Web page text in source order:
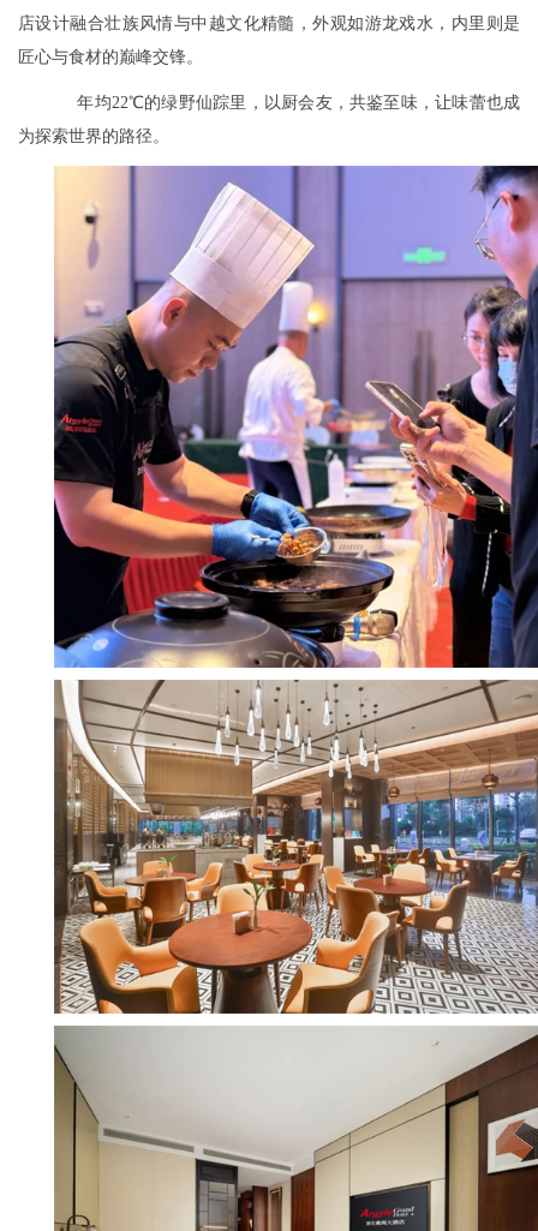
店设计融合壮族风情与中越文化精髓，外观如游龙戏水，内里则是
匠心与食材的巅峰交锋。
年均22℃的绿野仙踪里，以厨会友，共鉴至味，让味蕾也成
为探索世界的路径。